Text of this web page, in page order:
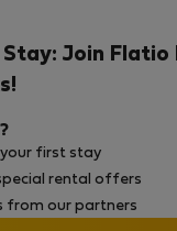
Join
first stay
rental offers
from our partners